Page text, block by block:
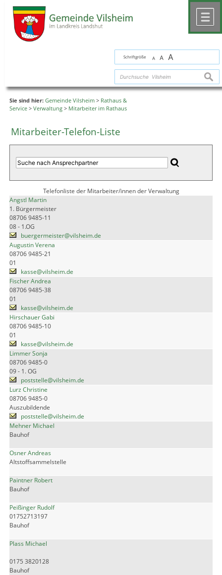
Schriftgröße A A A
Sie sind hier: Gemeinde Vilsheim > Rathaus &
Service > Verwaltung > Mitarbeiter im Rathaus
Mitarbeiter-Telefon-Liste
Telefonliste der Mitarbeiter/innen der Verwaltung
Angstl Martin
1. Bürgermeister
08706 9485-11
08 - 1.OG
buergermeister@vilsheim.de
Augustin Verena
08706 9485-21
01
kasse@vilsheim.de
Fischer Andrea
08706 9485-38
01
kasse@vilsheim.de
Hirschauer Gabi
08706 9485-10
01
kasse@vilsheim.de
Limmer Sonja
08706 9485-0
09 - 1. OG
poststelle@vilsheim.de
Lurz Christine
08706 9485-0
Auszubildende
poststelle@vilsheim.de
Mehner Michael
Bauhof
Osner Andreas
Altstoffsammelstelle
Paintner Robert
Bauhof
Peißinger Rudolf
01752713197
Bauhof
Plass Michael
0175 3820128
Bauhof